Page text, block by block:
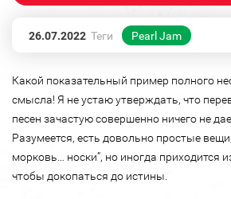
26.07.2022 Теги Pearl Jam
Какой показательный пример полного
смысла! Я не устаю утверждать, что
песен зачастую совершенно ничего не
Разумеется, есть довольно простые
морковь… носки”, но иногда приходится
чтобы докопаться до истины.